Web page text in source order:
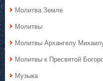
Молитва Земле
Молитвы
Молитвы Архангелу
Молитвы к Пресвятой
Музыка